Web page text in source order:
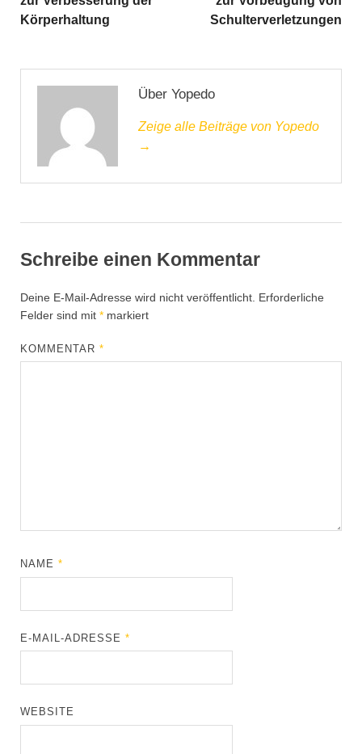
Körperhaltung
Schulterverletzungen
Über Yopedo
Zeige alle Beiträge von Yopedo
→
Schreibe einen Kommentar
Deine E-Mail-Adresse wird nicht veröffentlicht. Erforderliche
Felder sind mit * markiert
KOMMENTAR*
NAME*
E-MAIL-ADRESSE*
WEBSITE